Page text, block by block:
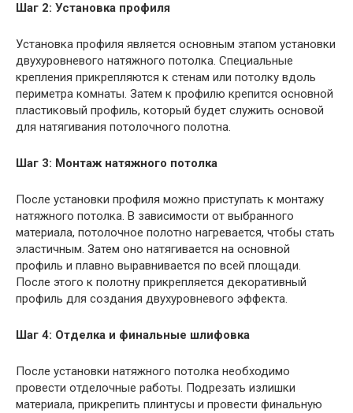
Шаг 2: Установка профиля
Установка профиля является основным этапом установки
двухуровневого натяжного потолка. Специальные
крепления прикрепляются к стенам или потолку вдоль
периметра комнаты. Затем к профилю крепится основной
пластиковый профиль, который будет служить основой
для натягивания потолочного полотна.
Шаг 3: Монтаж натяжного потолка
После установки профиля можно приступать к монтажу
натяжного потолка. В зависимости от выбранного
материала, потолочное полотно нагревается, чтобы стать
эластичным. Затем оно натягивается на основной
профиль и плавно выравнивается по всей площади.
После этого к полотну прикрепляется декоративный
профиль для создания двухуровневого эффекта.
Шаг 4: Отделка и финальные шлифовка
После установки натяжного потолка необходимо
провести отделочные работы. Подрезать излишки
материала, прикрепить плинтусы и провести финальную